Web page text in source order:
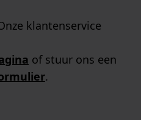
klantenservice
of stuur ons een
.